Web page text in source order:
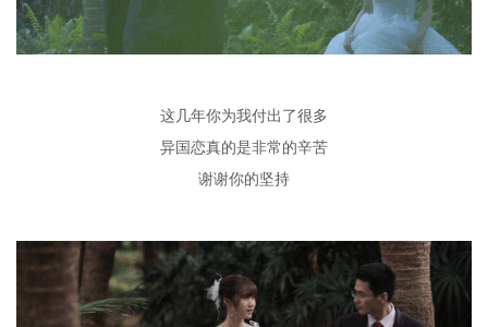
这几年你为我付出了很多
异国恋真的是非常的辛苦
谢谢你的坚持